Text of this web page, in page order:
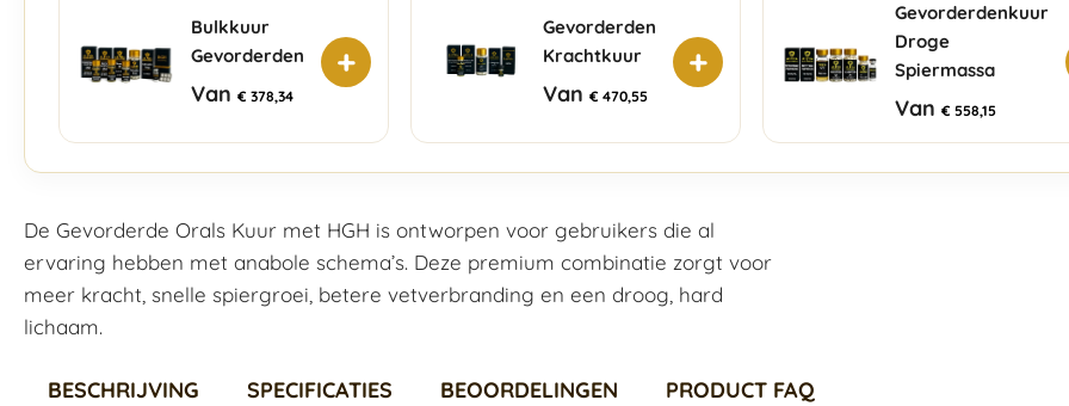
Bulkkuur
Gevorderden
Van € 378,34
+
Gevorderden
Krachtkuur
Van € 470,55
+
Gevorderdenkuur
Droge
Spiermassa
Van € 558,15
De Gevorderde Orals Kuur met HGH is ontworpen voor gebruikers die al
ervaring hebben met anabole schema’s. Deze premium combinatie zorgt voor
meer kracht, snelle spiergroei, betere vetverbranding en een droog, hard
lichaam.
BESCHRIJVING SPECIFICATIES BEOORDELINGEN PRODUCT FAQ